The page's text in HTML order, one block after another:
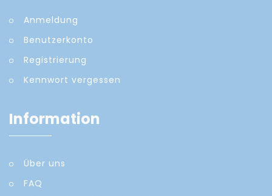
Anmeldung
Benutzerkonto
Registrierung
Kennwort vergessen
Information
Über uns
FAQ